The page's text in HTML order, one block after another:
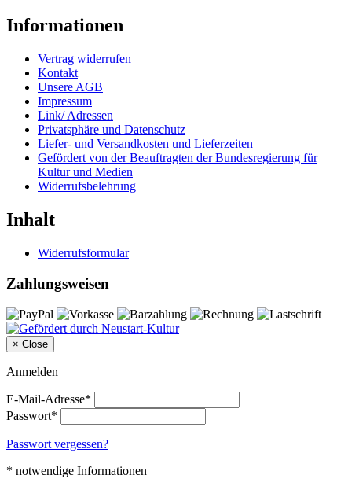
Informationen
Vertrag widerrufen
Kontakt
Unsere AGB
Impressum
Link/ Adressen
Privatsphäre und Datenschutz
Liefer- und Versandkosten und Lieferzeiten
Gefördert von der Beauftragten der Bundesregierung für
Kultur und Medien
Widerrufsbelehrung
Inhalt
Widerrufsformular
Zahlungsweisen
× Close
Anmelden
E-Mail-Adresse*
Passwort*
Passwort vergessen?
* notwendige Informationen